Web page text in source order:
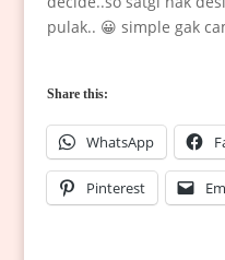
pulak.. 😀 simple gak
Share this:
WhatsApp
Pinterest